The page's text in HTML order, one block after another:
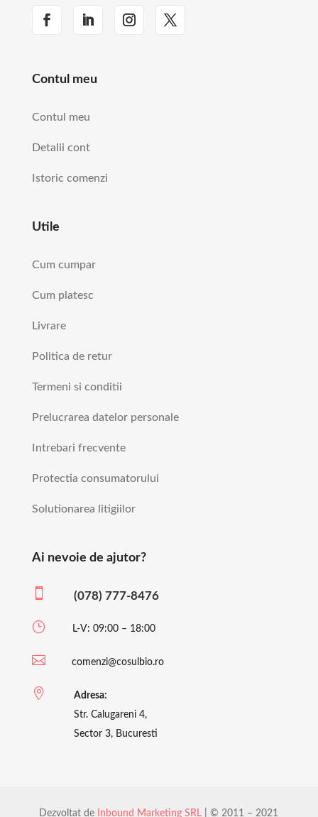
Contul meu
Contul meu
Detalii cont
Istoric comenzi
Utile
Cum cumpar
Cum platesc
Livrare
Politica de retur
Termeni si conditii
Prelucrarea datelor personale
Intrebari frecvente
Protectia consumatorului
Solutionarea litigiilor
Ai nevoie de ajutor?
 (078) 777-8476
} L-V: 09:00 – 18:00
 comenzi@cosulbio.ro

Adresa:
Str. Calugareni 4,
Sector 3, Bucuresti
Dezvoltat de Inbound Marketing SRL | © 2011 – 2021